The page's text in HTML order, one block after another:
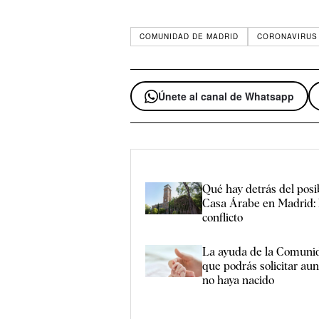
COMUNIDAD DE MADRID CORONAVIRUS
Únete al canal de Whatsapp
Qué hay detrás del
Casa Árabe en Madrid:
conflicto
La ayuda de la
que podrás solicitar
no haya nacido